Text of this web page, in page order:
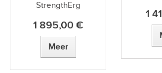
StrengthErg
1 895,00 €
Meer
1